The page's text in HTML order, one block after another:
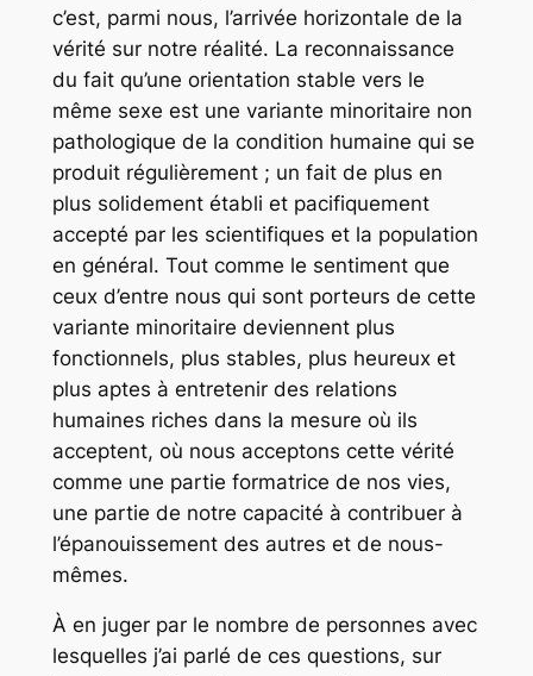
c’est, parmi nous, l’arrivée horizontale de la
vérité sur notre réalité. La reconnaissance
du fait qu’une orientation stable vers le
même sexe est une variante minoritaire non
pathologique de la condition humaine qui se
produit régulièrement ; un fait de plus en
plus solidement établi et pacifiquement
accepté par les scientifiques et la population
en général. Tout comme le sentiment que
ceux d’entre nous qui sont porteurs de cette
variante minoritaire deviennent plus
fonctionnels, plus stables, plus heureux et
plus aptes à entretenir des relations
humaines riches dans la mesure où ils
acceptent, où nous acceptons cette vérité
comme une partie formatrice de nos vies,
une partie de notre capacité à contribuer à
l’épanouissement des autres et de nous-
mêmes.
À en juger par le nombre de personnes avec
lesquelles j’ai parlé de ces questions, sur